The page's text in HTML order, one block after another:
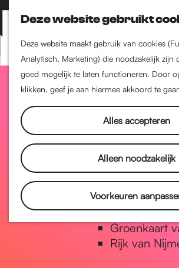
Deze website gebruikt
Deze website maakt gebruik van cookies
Analytisch, Marketing) die noodzakelijk zijn
goed mogelijk te laten functioneren. Door
klikken, geef je aan hiermee akkoord te
Alles accepteren
Alleen noodzakelijk
Voorkeuren
Z
o
e
k
e
K
a
a
r
t
M
e
n
Nijmegen-
Nijmegen-
Dukenburg
Lindenholt
Historie
De oudste
Nederland
Historische
Romeinse
Vrede van
Natuur in
Groenkaart
Rijk van